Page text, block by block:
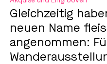
Gleichzeitig
neuen Name
angenommen: